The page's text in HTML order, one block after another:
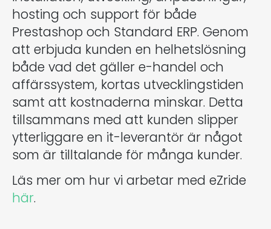
hosting och support för både
Prestashop och Standard ERP. Genom
att erbjuda kunden en helhetslösning
både vad det gäller e-handel och
affärssystem, kortas utvecklingstiden
samt att kostnaderna minskar. Detta
tillsammans med att kunden slipper
ytterliggare en it-leverantör är något
som är tilltalande för många kunder.
Läs mer om hur vi arbetar med eZride
här.